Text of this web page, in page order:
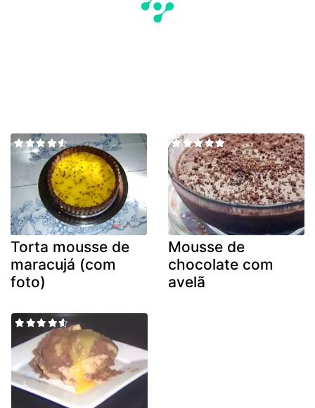
Torta mousse de
maracujá (com
foto)
Mousse de
chocolate com
avelã